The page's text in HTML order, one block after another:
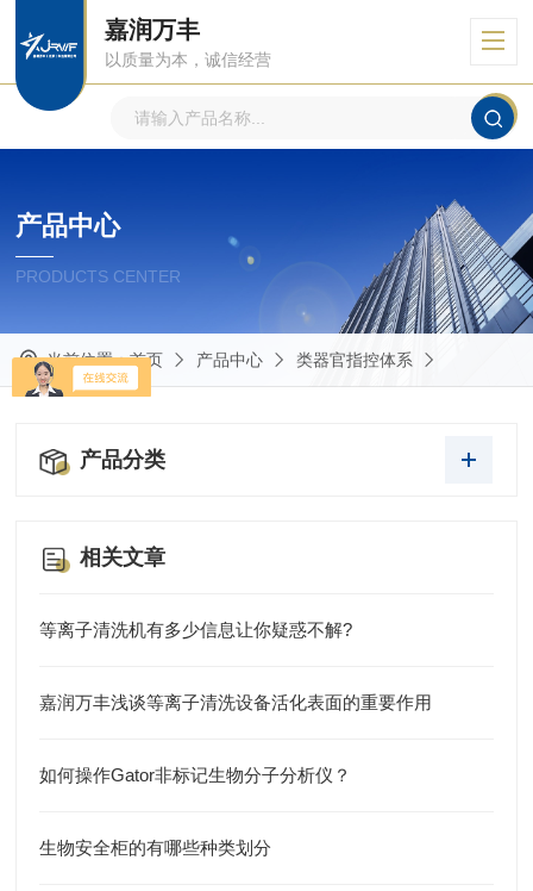
嘉润万丰
以质量为本，诚信经营
产品中心
PRODUCTS CENTER
当前位置：首页 产品中心 类器官指控体系
产品分类
相关文章
等离子清洗机有多少信息让你疑惑不解?
嘉润万丰浅谈等离子清洗设备活化表面的重要作用
如何操作Gator非标记生物分子分析仪？
生物安全柜的有哪些种类划分